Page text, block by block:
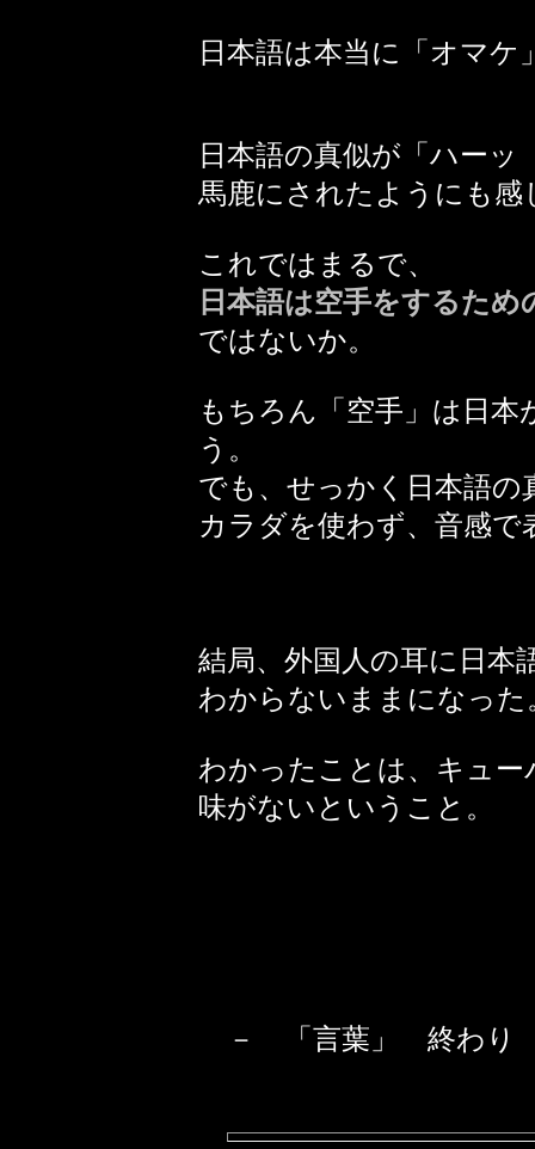
日本語は本当に「オマ
日本語の真似が「ハー
馬鹿にされたようにも感
これではまるで、
日本語は空手をするため
ではないか。
もちろん「空手」は日
う。
でも、せっかく日本語
カラダを使わず、音感
結局、外国人の耳に日本
わからないままになった
わかったことは、キュ
味がないということ。
－ 「言葉」 終わり